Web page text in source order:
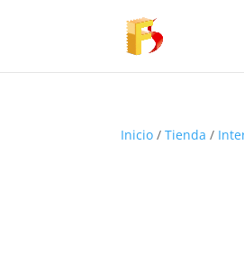
Inicio /Tienda /